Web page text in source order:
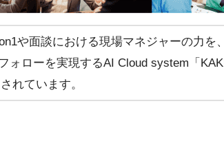
や面談における現場マネジャーの力を
ォローを実現するAI Cloud system「
れています。